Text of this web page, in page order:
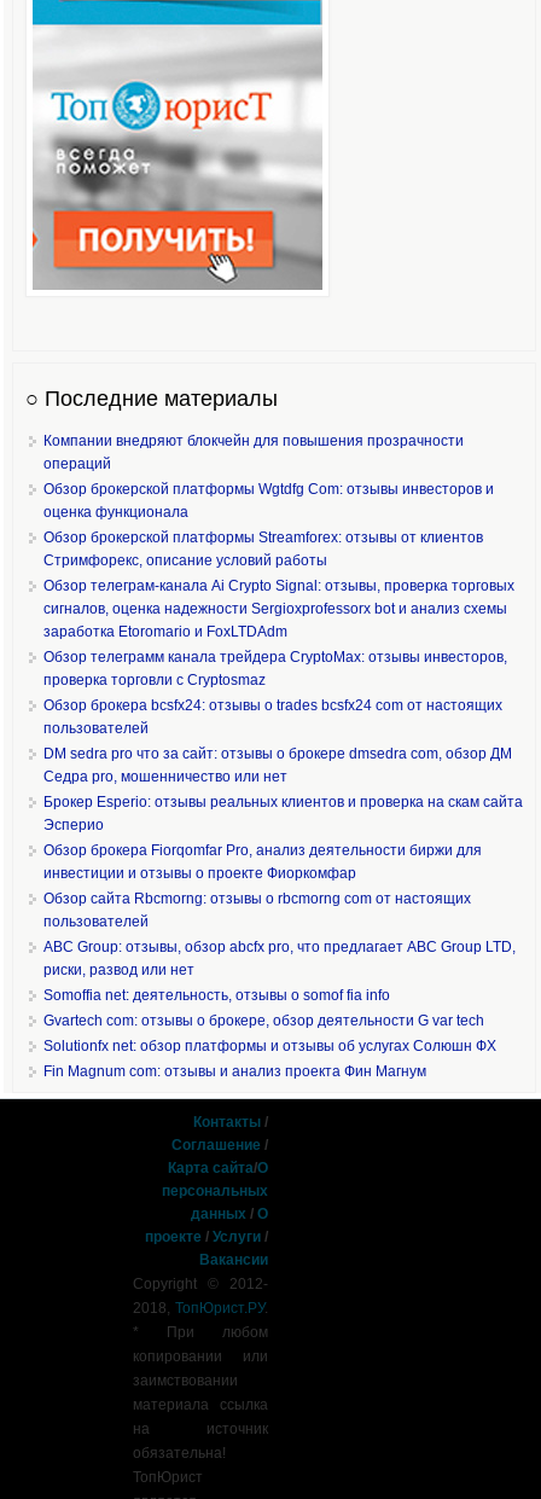
○ Последние материалы
Компании внедряют блокчейн для повышения прозрачности
операций
Обзор брокерской платформы Wgtdfg Com: отзывы инвесторов и
оценка функционала
Обзор брокерской платформы Streamforex: отзывы от клиентов
Стримфорекс, описание условий работы
Обзор телеграм-канала Ai Crypto Signal: отзывы, проверка торговых
сигналов, оценка надежности Sergioxprofessorx bot и анализ схемы
заработка Etoromario и FoxLTDAdm
Обзор телеграмм канала трейдера CryptoMax: отзывы инвесторов,
проверка торговли с Cryptosmaz
Обзор брокера bcsfx24: отзывы о trades bcsfx24 com от настоящих
пользователей
DM sedra pro что за сайт: отзывы о брокере dmsedra com, обзор ДМ
Седра pro, мошенничество или нет
Брокер Esperio: отзывы реальных клиентов и проверка на скам сайта
Эсперио
Обзор брокера Fiorqomfar Pro, анализ деятельности биржи для
инвестиции и отзывы о проекте Фиоркомфар
Обзор сайта Rbcmorng: отзывы о rbcmorng com от настоящих
пользователей
ABC Group: отзывы, обзор abcfx pro, что предлагает ABC Group LTD,
риски, развод или нет
Somoffia net: деятельность, отзывы о somof fia info
Gvartech com: отзывы о брокере, обзор деятельности G var tech
Solutionfx net: обзор платформы и отзывы об услугах Солюшн ФХ
Fin Magnum com: отзывы и анализ проекта Фин Магнум
Контакты /
Соглашение /
Карта сайта/О
персональных
данных /О
проекте /Услуги /
Вакансии
Copyright © 2012-
2018,ТопЮрист.РУ.
* При любом
копировании или
заимствовании
материала ссылка
на источник
обязательна!
ТопЮрист